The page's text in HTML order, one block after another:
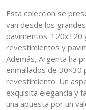
Esta colección se
van desde los
pavimentos: 120x120
revestimientos y
Además, Argenta ha
enmallados de 30×30
revestimiento. Un
exquisita elegancia y
una apuesta por un